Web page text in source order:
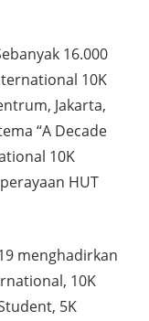
16.000
10K
Jakarta,
“A Decade
10K
HUT
menghadirkan
10K
5K